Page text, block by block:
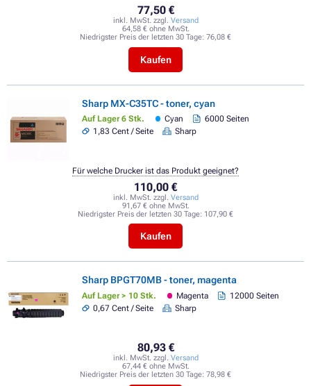
77,50 €
inkl. MwSt. zzgl. Versand
64,58 € ohne MwSt.
Niedrigster Preis der letzten 30 Tage: 76,08 €
Kaufen
Sharp MX-C35TC - toner, cyan
Auf Lager 6 Stk. Cyan
6000 Seiten
1,83 Cent / Seite
Sharp
110,00 €
inkl. MwSt. zzgl. Versand
91,67 € ohne MwSt.
Niedrigster Preis der letzten 30 Tage: 107,90 €
Kaufen
Für welche Drucker ist das Produkt geeignet?
Sharp BPGT70MB - toner, magenta
Auf Lager > 10 Stk. Magenta
12000 Seiten
0,67 Cent / Seite
Sharp
80,93 €
inkl. MwSt. zzgl. Versand
67,44 € ohne MwSt.
Niedrigster Preis der letzten 30 Tage: 78,98 €